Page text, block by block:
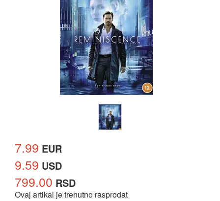
7.99 EUR
9.59 USD
799.00 RSD
Ovaj artikal je trenutno rasprodat